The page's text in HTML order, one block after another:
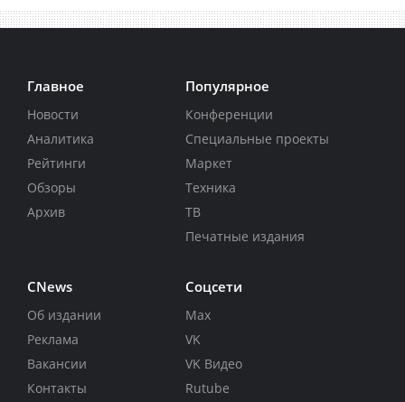
Главное
Новости
Аналитика
Рейтинги
Обзоры
Архив
Популярное
Конференции
Специальные проекты
Маркет
Техника
ТВ
Печатные издания
CNews
Об издании
Реклама
Вакансии
Контакты
Соцсети
Max
VK
VK Видео
Rutube